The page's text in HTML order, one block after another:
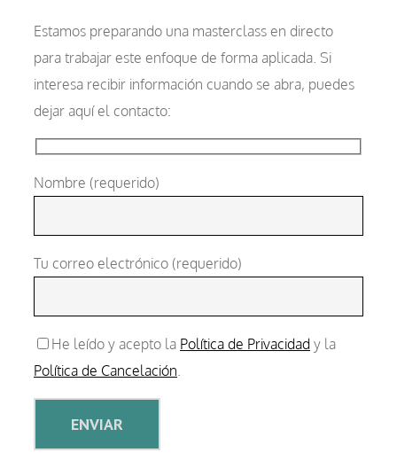
Estamos preparando una masterclass en directo
para trabajar este enfoque de forma aplicada. Si
interesa recibir información cuando se abra, puedes
dejar aquí el contacto:
Nombre (requerido)
Tu correo electrónico (requerido)
He leído y acepto la Política de Privacidad y la
Política de Cancelación.